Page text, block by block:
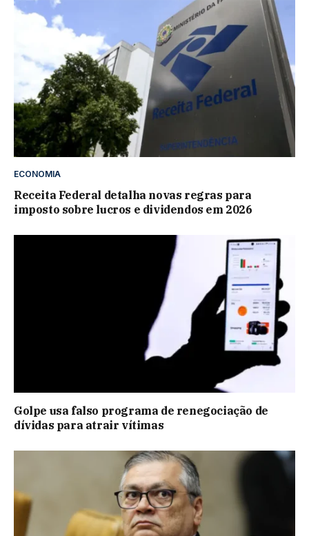
ECONOMIA
Receita Federal detalha novas regras para
imposto sobre lucros e dividendos em 2026
Golpe usa falso programa de renegociação de
dívidas para atrair vítimas